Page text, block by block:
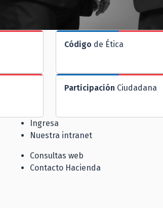
Código de Ética
Participación Ciudadana
Ingresa
Nuestra intranet
Consultas web
Contacto Hacienda